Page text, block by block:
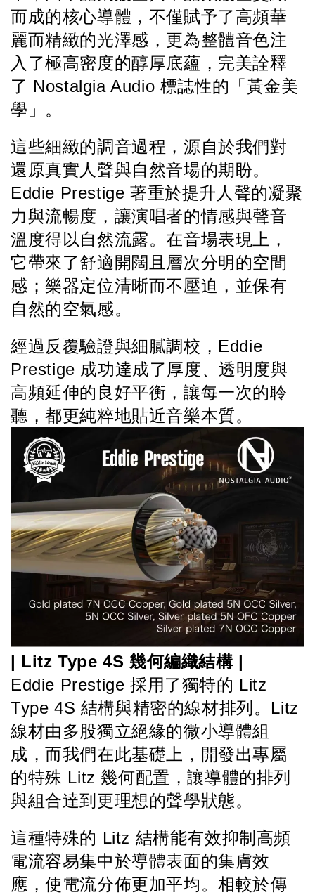
而成的核心導體，不僅賦予了高頻華
麗而精緻的光澤感，更為整體音色注
入了極高密度的醇厚底蘊，完美詮釋
了 Nostalgia Audio 標誌性的「黃金美
學」。
這些細緻的調音過程，源自於我們對
還原真實人聲與自然音場的期盼。
Eddie Prestige 著重於提升人聲的凝聚
力與流暢度，讓演唱者的情感與聲音
溫度得以自然流露。在音場表現上，
它帶來了舒適開闊且層次分明的空間
感；樂器定位清晰而不壓迫，並保有
自然的空氣感。
經過反覆驗證與細膩調校，Eddie
Prestige 成功達成了厚度、透明度與
高頻延伸的良好平衡，讓每一次的聆
聽，都更純粹地貼近音樂本質。
| Litz Type 4S 幾何編織結構 |
Eddie Prestige 採用了獨特的 Litz
Type 4S 結構與精密的線材排列。Litz
線材由多股獨立絕緣的微小導體組
成，而我們在此基礎上，開發出專屬
的特殊 Litz 幾何配置，讓導體的排列
與組合達到更理想的聲學狀態。
這種特殊的 Litz 結構能有效抑制高頻
電流容易集中於導體表面的集膚效
應，使電流分佈更加平均。相較於傳